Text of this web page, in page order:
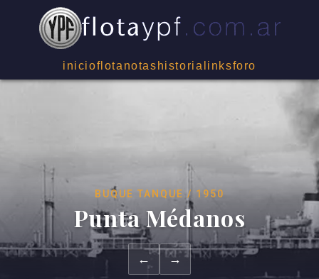
inicioflota notas historia linksforo
BUQUE TANQUE / 1950
Punta Médanos
← →